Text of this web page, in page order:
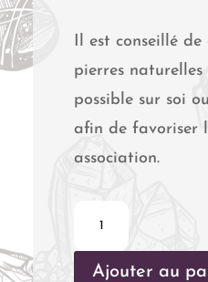
Il est conseillé de
pierres naturelles
possible sur soi
afin de favoriser
association.
Pack
Ajouter au